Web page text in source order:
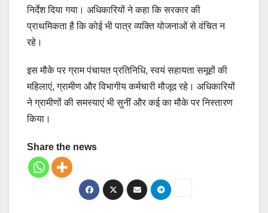
निर्देश दिया गया। अधिकारियों ने कहा कि सरकार की
प्राथमिकता है कि कोई भी पात्र व्यक्ति योजनाओं से वंचित न
रहे।
इस मौके पर ग्राम पंचायत प्रतिनिधि, स्वयं सहायता समूहों की
महिलाएं, ग्रामीण और विभागीय कर्मचारी मौजूद रहे। अधिकारियों
ने ग्रामीणों की समस्याएं भी सुनीं और कई का मौके पर निस्तारण
किया।
Share the news